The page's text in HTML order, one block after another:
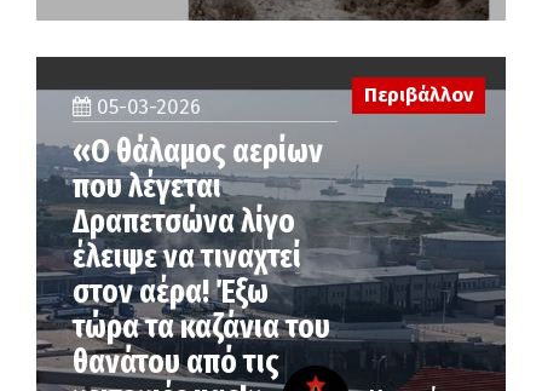
05-03-2026
«Ο θάλαμος αερίων
που λέγεται
Δραπετσώνα λίγο
έλειψε να τιναχτεί
στον αέρα! Έξω
τώρα τα καζάνια του
θανάτου από τις
Περιβάλλον